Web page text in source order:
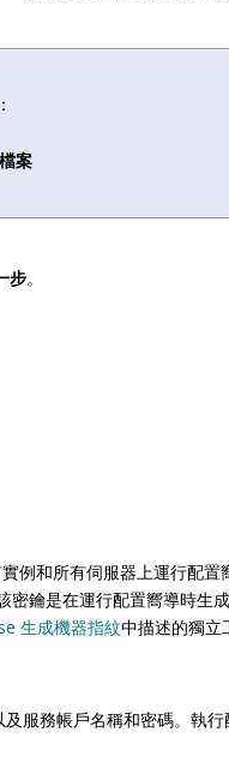
案
步。
例和所有伺服器上運行配置
密鑰是在運行配置嚮導時生
生成機器指紋中描述的獨立
服務帳戶名稱和密碼。執